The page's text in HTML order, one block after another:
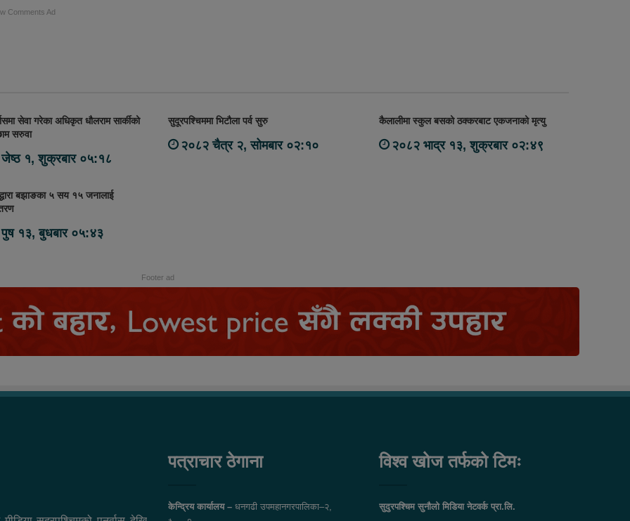
Comments Ad
सेवा गरेका अधिकृत धौलराम सार्कीको
सरुवा
१, शुक्रबार ०५:१८
सुदूरपश्चिममा भिटौला पर्व सुरु
२०८२ चैत्र २, सोमबार ०२:१०
कैलालीमा स्कुल बसको ठक्करबाट एकजनाको मृत्यु
२०८२ भाद्र १३, शुक्रबार ०२:४९
बझाङका ५ सय १५ जनालाई
१३, बुधबार ०५:४३
Footer ad
पत्राचार ठेगाना
केन्द्रिय कार्यालय – धनगढी उपमहानगरपालिका–२,
विश्व खोज तर्फको टिमः
सुदुरपश्चिम सुनौलो मिडिया नेटवर्क प्रा.लि.